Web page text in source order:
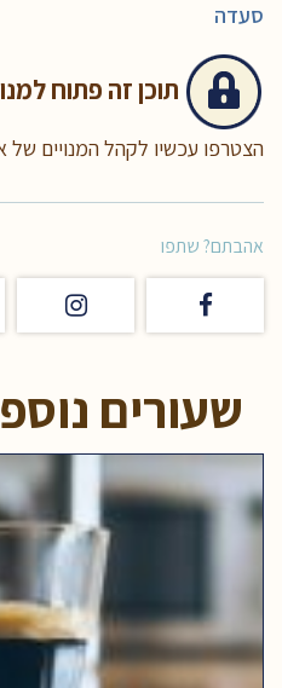
סעדה
תוכן זה פתוח
הצטרפו עכשיו לקהל המנויים של
אהבתם? שתפו
שעורים